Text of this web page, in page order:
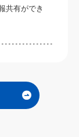
共有ができ